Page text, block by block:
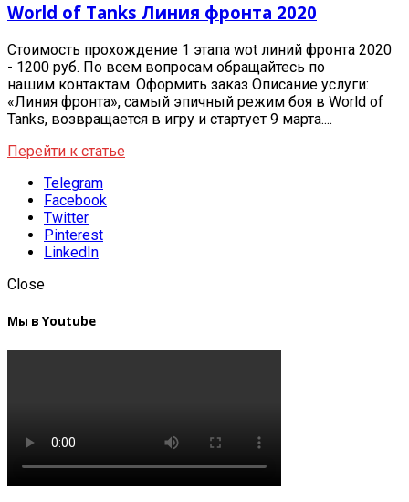
World of Tanks Линия фронта 2020
Стоимость прохождение 1 этапа wot линий фронта 2020
- 1200 руб. По всем вопросам обращайтесь по
нашим контактам. Оформить заказ Описание услуги:
«Линия фронта», самый эпичный режим боя в World of
Tanks, возвращается в игру и стартует 9 марта....
Перейти к статье
Telegram
Facebook
Twitter
Pinterest
LinkedIn
Close
Мы в Youtube